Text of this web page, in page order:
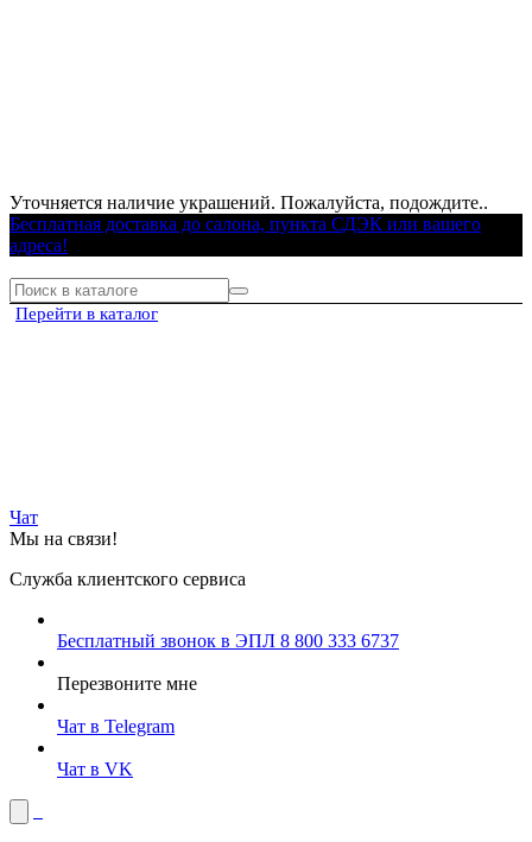
Уточняется наличие украшений. Пожалуйста, подождите..
Бесплатная доставка до салона, пункта СДЭК или вашего
адреса!
Перейти в каталог
Чат
Мы на связи!
Служба клиентского сервиса
Бесплатный звонок в ЭПЛ 8 800 333 6737
Перезвоните мне
Чат в Telegram
Чат в VK